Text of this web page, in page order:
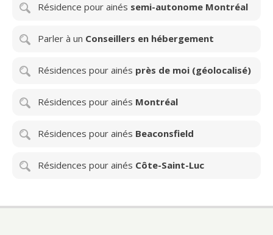
Résidence pour ainés semi-autonome Montréal
Parler à un Conseillers en hébergement
Résidences pour ainés près de moi (géolocalisé)
Résidences pour ainés Montréal
Résidences pour ainés Beaconsfield
Résidences pour ainés Côte-Saint-Luc